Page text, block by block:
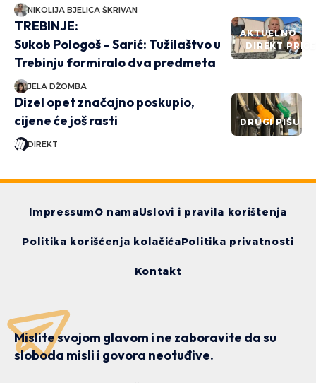
NIKOLIJA BJELICA ŠKRIVAN
AKTUELNO
DIREKT PRIČE
TREBINJE:
Sukob Pologoš – Sarić: Tužilaštvo u
Trebinju formiralo dva predmeta
JELA DŽOMBA
DRUGI PIŠU
Dizel opet značajno poskupio,
cijene će još rasti
DIREKT
ImpressumO namaUslovi i pravila korištenja
Politika korišćenja kolačićaPolitika privatnosti
Kontakt
Mislite svojom glavom i ne zaboravite da su
sloboda misli i govora neotuđive.